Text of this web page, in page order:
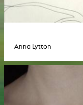
Anna Lytton